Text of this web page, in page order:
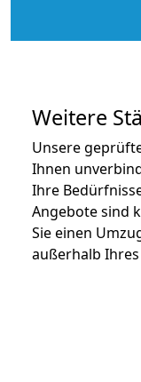
Weitere
Unsere
Ihnen
Ihre
Angebote sind
Sie einen
außerhalb